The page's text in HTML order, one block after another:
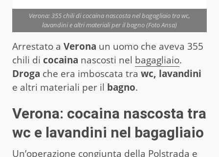
Verona: 355 chili di cocaina nascosta nel bagagliaio tra wc,
lavandini e altri materiali per il bagno (Foto Ansa)
Arrestato a Verona un uomo che aveva 355
chili di cocaina nascosti nel bagagliaio.
Droga che era imboscata tra wc, lavandini
e altri materiali per il bagno.
Verona: cocaina nascosta tra
wc e lavandini nel bagagliaio
Un’operazione congiunta della Polstrada e